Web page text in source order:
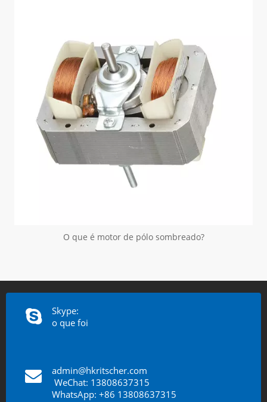
O que é motor de pólo sombreado?
Skype:
o que foi
admin@hkritscher.com
WeChat: 13808637315
WhatsApp: +86 13808637315